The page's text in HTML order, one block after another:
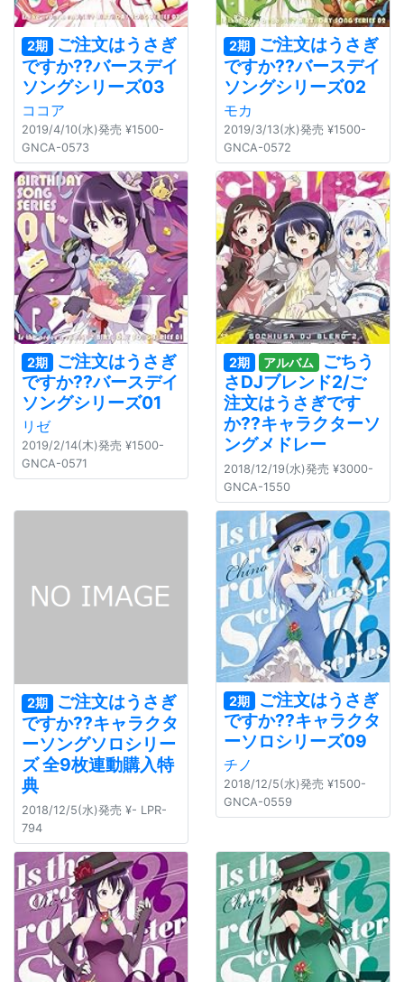
2期 ご注文はうさぎ
ですか??バースデイ
ソングシリーズ03
ココア
2019/4/10(水)発売 ¥1500-
GNCA-0573
2期 ご注文はうさぎ
ですか??バースデイ
ソングシリーズ02
モカ
2019/3/13(水)発売 ¥1500-
GNCA-0572
2期 ご注文はうさぎ
ですか??バースデイ
ソングシリーズ01
リゼ
2019/2/14(木)発売 ¥1500-
GNCA-0571
2期 アルバム
ごちう
さDJブレンド2/ご
注文はうさぎです
か??キャラクターソ
ングメドレー
2018/12/19(水)発売 ¥3000-
GNCA-1550
2期 ご注文はうさぎ
ですか??キャラクタ
ーソングソロシリー
ズ 全9枚連動購入特
典
2018/12/5(水)発売 ¥- LPR-
794
2期 ご注文はうさぎ
ですか??キャラクタ
ーソロシリーズ09
チノ
2018/12/5(水)発売 ¥1500-
GNCA-0559